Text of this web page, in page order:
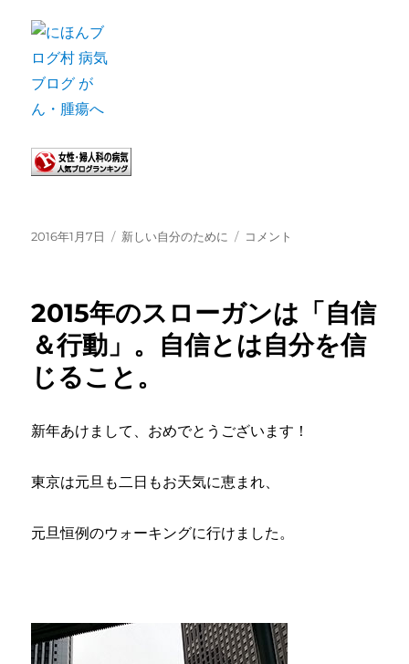
投
2016年1月7日
カ
ー
新しい自分のために
2016
ロ
ガ
動
わ
る」。
め
ず
コメント
2015年のスローガンは「自信
＆行動」。自信とは自分を信
じること。
新年あけまして、おめでとうございます！
東京は元旦も二日もお天気に恵まれ、
元旦恒例のウォーキングに行けました。